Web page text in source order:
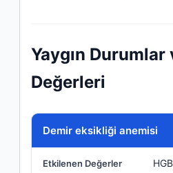
Yaygın
Değerleri
Durum
Etkilenen Değerler
Demir eksikliği anemisi